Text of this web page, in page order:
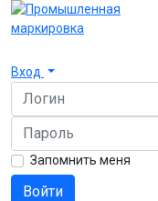
Вход
Логин
Пароль
Запомнить меня
Войти